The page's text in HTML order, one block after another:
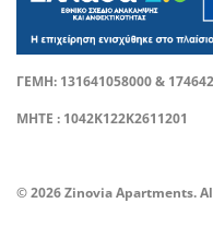
ΓΕΜΗ: 131641058000 &
ΜΗΤΕ : 1042Κ122Κ2611201
© 2026 Zinovia Apartments.